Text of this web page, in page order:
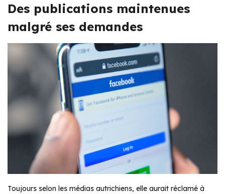
Des publications maintenues
malgré ses demandes
Toujours selon les médias autrichiens, elle aurait réclamé à